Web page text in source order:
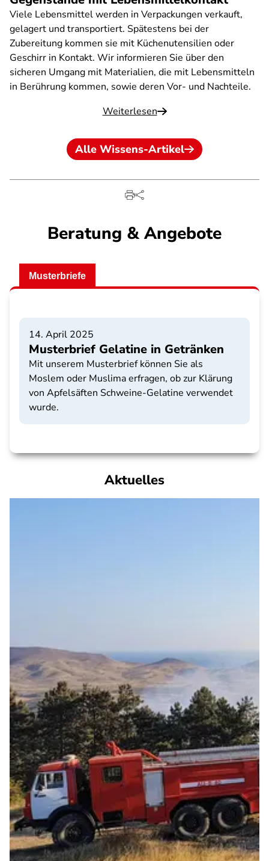
Viele Lebensmittel werden in Verpackungen verkauft,
gelagert und transportiert. Spätestens bei der
Zubereitung kommen sie mit Küchenutensilien oder
Geschirr in Kontakt. Wir informieren Sie über den
sicheren Umgang mit Materialien, die mit Lebensmitteln
in Berührung kommen, sowie deren Vor- und Nachteile.
Weiterlesen
Alle Wissens-Artikel
Beratung & Angebote
Musterbriefe
14. April 2025
Musterbrief Gelatine in Getränken
Mit unserem Musterbrief können Sie als
Moslem oder Muslima erfragen, ob zur Klärung
von Apfelsäften Schweine-Gelatine verwendet
wurde.
Aktuelles